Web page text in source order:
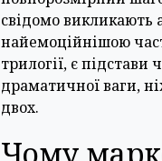
свідомо викликають
найемоційнішою
трилогії, є підстави
драматичної ваги,
двох.